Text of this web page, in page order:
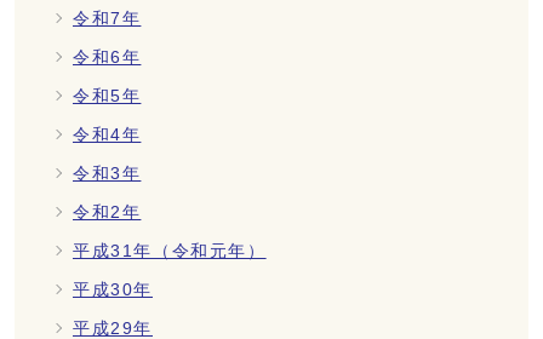
令和7年
令和6年
令和5年
令和4年
令和3年
令和2年
平成31年（令和元年）
平成30年
平成29年